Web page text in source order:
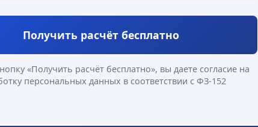
Получить расчёт бесплатно
«Получить расчёт бесплатно», вы даете согласие на
персональных данных в соответствии с ФЗ-152